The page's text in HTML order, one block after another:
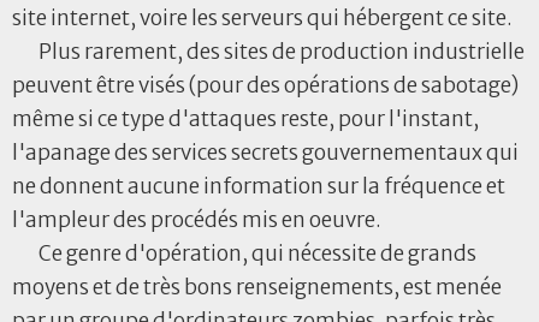
site internet, voire les serveurs qui hébergent ce site.
Plus rarement, des sites de production industrielle
peuvent être visés (pour des opérations de sabotage)
même si ce type d'attaques reste, pour l'instant,
l'apanage des services secrets gouvernementaux qui
ne donnent aucune information sur la fréquence et
l'ampleur des procédés mis en oeuvre.
Ce genre d'opération, qui nécessite de grands
moyens et de très bons renseignements, est menée